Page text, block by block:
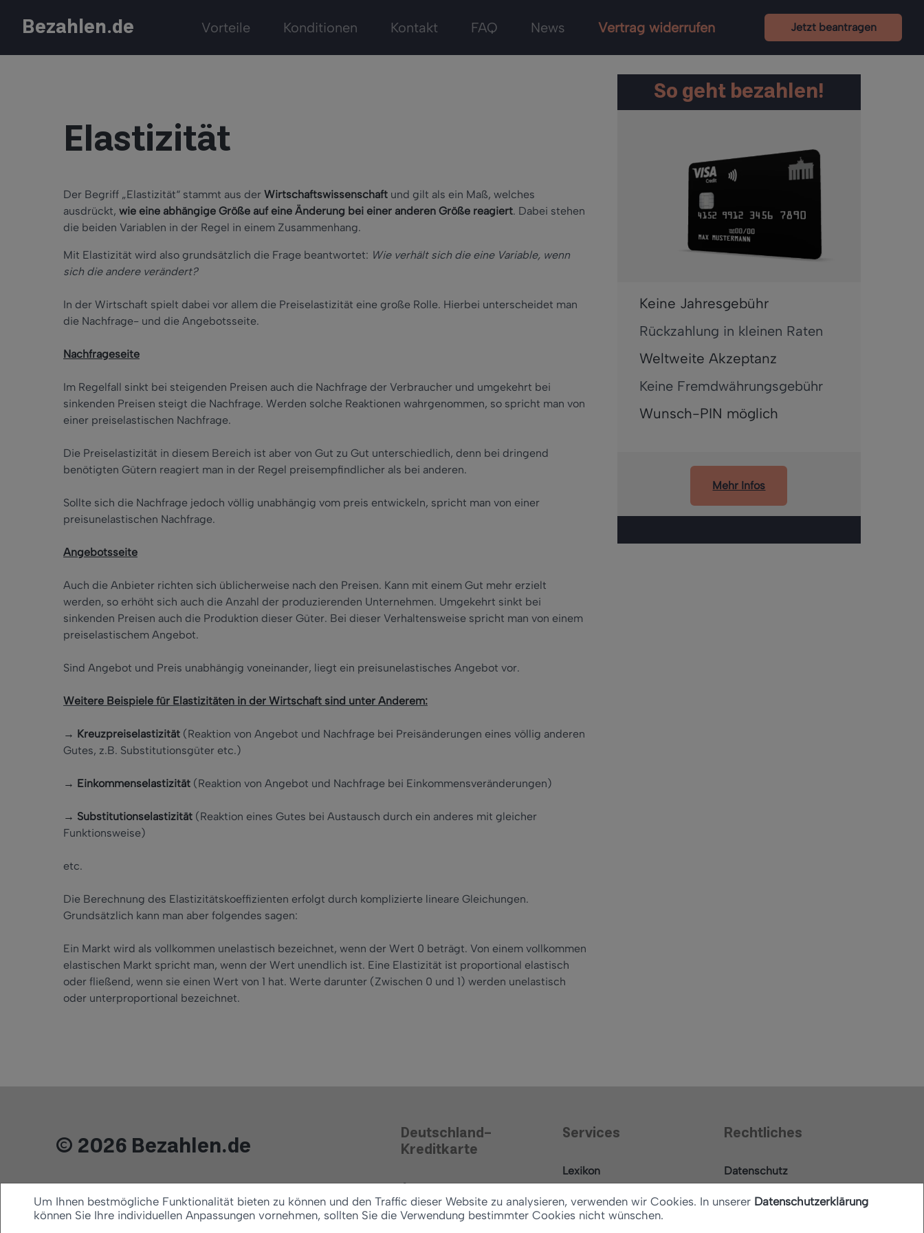
Bezahlen.de Vorteile Konditionen Kontakt FAQ News Vertrag widerrufen Jetzt beantragen
Elastizität
Der Begriff „Elastizität“ stammt aus der Wirtschaftswissenschaft und gilt als ein Maß, welches
ausdrückt, wie eine abhängige Größe auf eine Änderung bei einer anderen Größe reagiert. Dabei stehen
die beiden Variablen in der Regel in einem Zusammenhang.
Mit Elastizität wird also grundsätzlich die Frage beantwortet: Wie verhält sich die eine Variable, wenn
sich die andere verändert?
In der Wirtschaft spielt dabei vor allem die Preiselastizität eine große Rolle. Hierbei unterscheidet man
die Nachfrage- und die Angebotsseite.
Nachfrageseite
Im Regelfall sinkt bei steigenden Preisen auch die Nachfrage der Verbraucher und umgekehrt bei
sinkenden Preisen steigt die Nachfrage. Werden solche Reaktionen wahrgenommen, so spricht man von
einer preiselastischen Nachfrage.
Die Preiselastizität in diesem Bereich ist aber von Gut zu Gut unterschiedlich, denn bei dringend
benötigten Gütern reagiert man in der Regel preisempfindlicher als bei anderen.
Sollte sich die Nachfrage jedoch völlig unabhängig vom preis entwickeln, spricht man von einer
preisunelastischen Nachfrage.
Angebotsseite
Auch die Anbieter richten sich üblicherweise nach den Preisen. Kann mit einem Gut mehr erzielt
werden, so erhöht sich auch die Anzahl der produzierenden Unternehmen. Umgekehrt sinkt bei
sinkenden Preisen auch die Produktion dieser Güter. Bei dieser Verhaltensweise spricht man von einem
preiselastischem Angebot.
Sind Angebot und Preis unabhängig voneinander, liegt ein preisunelastisches Angebot vor.
Weitere Beispiele für Elastizitäten in der Wirtschaft sind unter Anderem:
→ Kreuzpreiselastizität (Reaktion von Angebot und Nachfrage bei Preisänderungen eines völlig anderen
Gutes, z.B. Substitutionsgüter etc.)
→ Einkommenselastizität (Reaktion von Angebot und Nachfrage bei Einkommensveränderungen)
→ Substitutionselastizität (Reaktion eines Gutes bei Austausch durch ein anderes mit gleicher
Funktionsweise)
etc.
Die Berechnung des Elastizitätskoeffizienten erfolgt durch komplizierte lineare Gleichungen.
Grundsätzlich kann man aber folgendes sagen:
Ein Markt wird als vollkommen unelastisch bezeichnet, wenn der Wert 0 beträgt. Von einem vollkommen
elastischen Markt spricht man, wenn der Wert unendlich ist. Eine Elastizität ist proportional elastisch
oder fließend, wenn sie einen Wert von 1 hat. Werte darunter (Zwischen 0 und 1) werden unelastisch
oder unterproportional bezeichnet.
So geht bezahlen!
Keine Jahresgebühr
Rückzahlung in kleinen Raten
Weltweite Akzeptanz
Keine Fremdwährungsgebühr
Wunsch-PIN möglich
Mehr Infos
© 2026 Bezahlen.de Deutschland-
Kreditkarte
Antrag
Konditionen
Services
Lexikon
Ratgeber
Rechtliches
Datenschutz
Barrierefreiheitserklärung
Um Ihnen bestmögliche Funktionalität bieten zu können und den Traffic dieser Website zu analysieren, verwenden wir Cookies. In unserer Datenschutzerklärung
können Sie Ihre individuellen Anpassungen vornehmen, sollten Sie die Verwendung bestimmter Cookies nicht wünschen.